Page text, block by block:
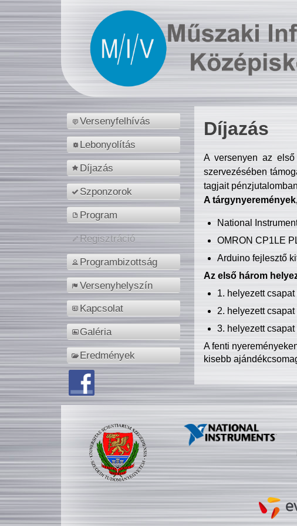
Versenyfelhívás
Lebonyolítás
Díjazás
Szponzorok
Program
Regisztráció
Programbizottság
Versenyhelyszín
Kapcsolat
Galéria
Eredmények
Díjazás
A versenyen az
szervezésében
tagjait
A
National
OMRON CP1LE
Arduino fejlesztő
Az első három
1. helyezett
2. helyezett
3. helyezett
A fenti
kisebb